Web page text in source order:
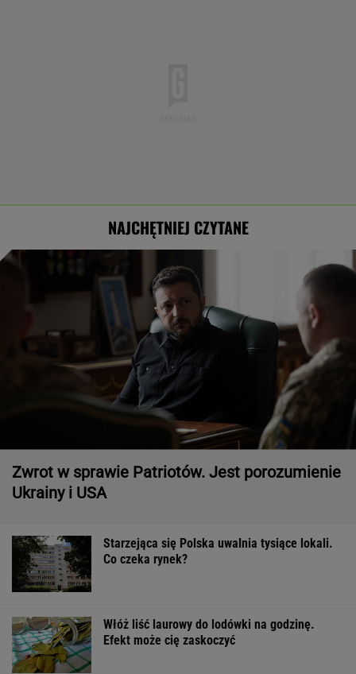
NAJCHĘTNIEJ CZYTANE
Zwrot w sprawie Patriotów. Jest porozumienie
Ukrainy i USA
Starzejąca się Polska uwalnia tysiące lokali.
Co czeka rynek?
Włóż liść laurowy do lodówki na godzinę.
Efekt może cię zaskoczyć